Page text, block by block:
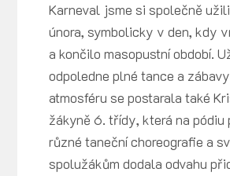
Karneval jsme si společně
února, symbolicky v den, kdy
a končilo masopustní období.
odpoledne plné tance a
atmosféru se postarala také
žákyně 6. třídy, která na pódiu
různé taneční choreografie a
spolužákům dodala odvahu